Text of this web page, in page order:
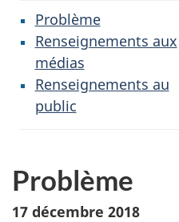
Problème
Renseignements aux
médias
Renseignements au
public
Problème
17 décembre 2018